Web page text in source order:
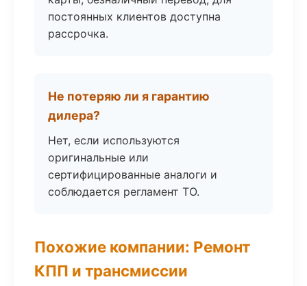
постоянных клиентов доступна
рассрочка.
Не потеряю ли я гарантию
дилера?
Нет, если используются
оригинальные или
сертифицированные аналоги и
соблюдается регламент ТО.
Похожие компании: Ремонт
КПП и трансмиссии